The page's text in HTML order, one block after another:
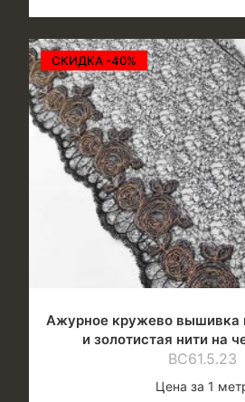
СКИДКА -40%
Ажурное кружево вышивка
и золотистая нити на
ВС61.5.23
Цена за 1